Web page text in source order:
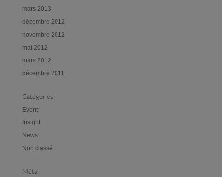
mars 2013
décembre 2012
novembre 2012
mai 2012
mars 2012
décembre 2011
Catégories
Event
Insight
News
Non classé
Méta